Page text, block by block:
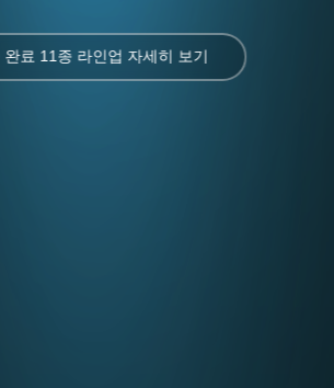
완료 11종 라인업 자세히 보기